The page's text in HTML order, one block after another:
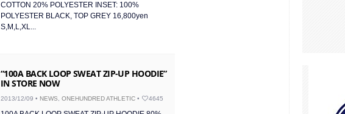
COTTON 20% POLYESTER INSET: 100%
POLYESTER BLACK, TOP GREY 16,800yen
S,M,L,XL...
“100A BACK LOOP SWEAT ZIP-UP HOODIE”
IN STORE NOW
2013/12/09 • NEWS ONEHUNDRED ATHLETIC • 4645